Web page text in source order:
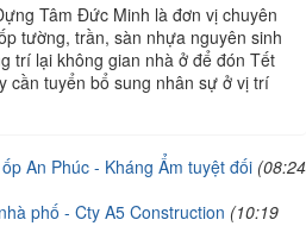
Tâm Đức Minh là đơn vị chuyên
tường, trần, sàn nhựa nguyên sinh
trí lại không gian nhà ở để đón Tết
cần tuyển bổ sung nhân sự ở vị trí
An Phúc - Kháng Ẩm tuyệt đối (08:24
phố - Cty A5 Construction (10:19